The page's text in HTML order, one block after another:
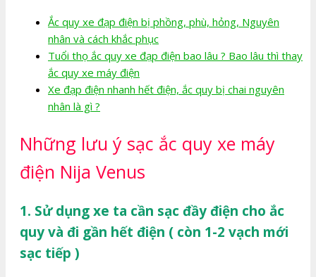
Ắc quy xe đạp điện bị phồng, phù, hỏng, Nguyên
nhân và cách khắc phục
Tuổi thọ ắc quy xe đạp điện bao lâu ? Bao lâu thì thay
ắc quy xe máy điện
Xe đạp điện nhanh hết điện, ắc quy bị chai nguyên
nhân là gì ?
Những lưu ý sạc ắc quy xe máy
điện Nija Venus
1. Sử dụng xe ta cần sạc đầy điện cho ắc
quy và đi gần hết điện ( còn 1-2 vạch mới
sạc tiếp )